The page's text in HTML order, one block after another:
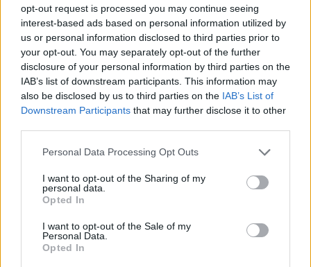
opt-out request is processed you may continue seeing
interest-based ads based on personal information utilized by
us or personal information disclosed to third parties prior to
your opt-out. You may separately opt-out of the further
disclosure of your personal information by third parties on the
IAB’s list of downstream participants. This information may
also be disclosed by us to third parties on the IAB’s List of
Downstream Participants that may further disclose it to other
Please note that this website/app uses one or more Google
not limited to your visit or usage behaviour. You may click to
grant or deny consent to Google and its third-party tags to
use your data for below specified purposes in below Google
consent section.
Personal Data Processing Opt Outs
I want to opt-out of the Sharing of my
personal data.
Opted In
I want to opt-out of the Sale of my
Personal Data.
Opted In
Úgy érezzük, hogy őt egy kicsit túlöltöztették.
Fotó: Fernanda Calfat / Getty Images Hungary